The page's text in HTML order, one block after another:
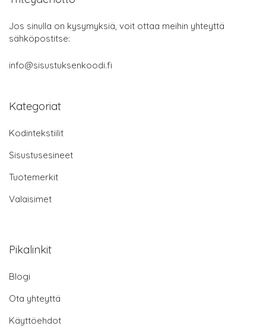
Jos sinulla on kysymyksiä, voit ottaa meihin yhteyttä
sähköpostitse:
info@sisustuksenkoodi.fi
Kategoriat
Kodintekstiilit
Sisustusesineet
Tuotemerkit
Valaisimet
Pikalinkit
Blogi
Ota yhteyttä
Käyttöehdot